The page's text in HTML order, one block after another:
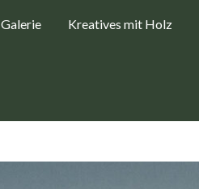
Galerie Kreatives mit Holz